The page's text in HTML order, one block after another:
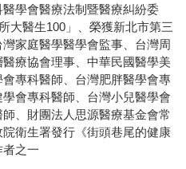
學會醫療法制暨醫療糾紛委
大醫生100」、榮獲新北市第三
家庭醫學醫學會監事、台灣周
療協會理事、中華民國醫學美
專科醫師、台灣肥胖醫學會專
會專科醫師、台灣小兒醫學會
、財團法人思源醫療基金會常
衛生署發行《街頭巷尾的健康
之一